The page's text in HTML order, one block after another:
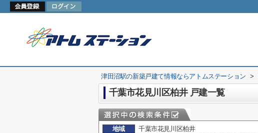
津田沼駅の新築戸建て情報ならアトムステーション >
千葉市花見川区柏井 戸建一覧
地域
千葉市花見川区柏井